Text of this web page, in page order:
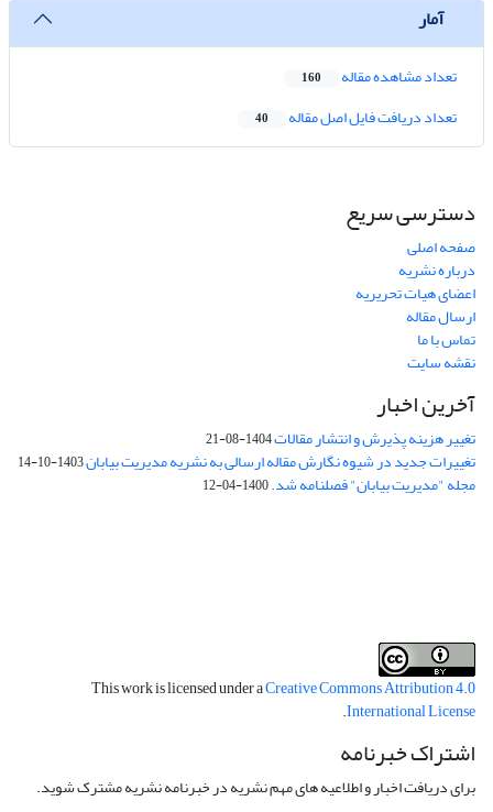
آمار
تعداد مشاهده مقاله 160
تعداد دریافت فایل اصل مقاله 40
دسترسی سریع
صفحه اصلی
درباره نشریه
اعضای هیات تحریریه
ارسال مقاله
تماس با ما
نقشه سایت
آخرین اخبار
تغییر هزینه پذیرش و انتشار مقالات1404-08-21
تغییرات جدید در شیوه نگارش مقاله ارسالی به نشریه مدیریت بیابان1403-10-14
مجله "مدیریت بیابان" فصلنامه شد.1400-04-12
This work is licensed under aCreative Commons Attribution 4.0
International License
.
اشتراک خبرنامه
برای دریافت اخبار و اطلاعیه های مهم نشریه در خبرنامه نشریه مشترک شوید.